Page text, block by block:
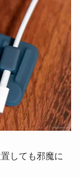
しても邪魔に